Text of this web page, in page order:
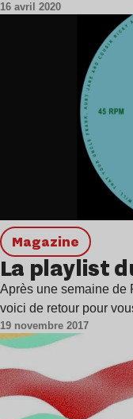
16 avril 2020
magazine
La playlist
Après une semaine de
voici de retour pour
19 novembre 2017